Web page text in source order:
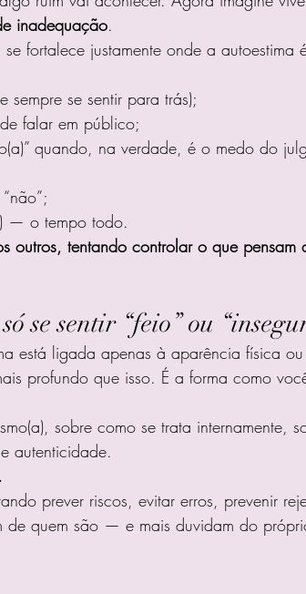
inadequação.
fortalece justamente onde a autoestima
sempre se sentir para trás);
falar em público;
quando, na verdade, é o medo do
— o tempo todo.
outros, tentando controlar o que pensam
se sentir “feio” ou
está ligada apenas à aparência física ou
profundo que isso. É a forma como
sobre como se trata internamente,
autenticidade.
prever riscos, evitar erros, prevenir
de quem são — e mais duvidam do